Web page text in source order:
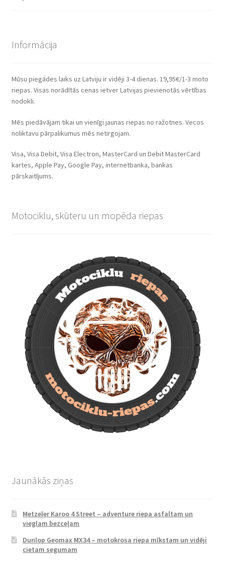
Informācija
Mūsu piegādes laiks uz Latviju ir vidēji 3-4 dienas. 19,95€/1-3 moto
riepas. Visas norādītās cenas ietver Latvijas pievienotās vērtības
nodokli.
Mēs piedāvājam tikai un vienīgi jaunas riepas no ražotnes. Vecos
noliktavu pārpalikumus mēs netirgojam.
Visa, Visa Debit, Visa Electron, MasterCard un Debit MasterCard
kartes, Apple Pay, Google Pay, internetbanka, bankas
pārskaitījums.
Motociklu, skūteru un mopēda riepas
Jaunākās ziņas
Metzeler Karoo 4 Street – adventure riepa asfaltam un
vieglam bezceļam
Dunlop Geomax MX34 – motokrosa riepa mīkstam un vidēji
cietam segumam